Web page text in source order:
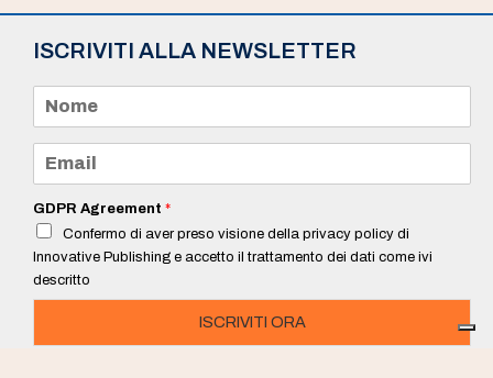
ISCRIVITI ALLA NEWSLETTER
m
e
a
i
*
GDPR Agreement *
Confermo di aver preso visione della privacy policy di
Innovative Publishing e accetto il trattamento dei dati come ivi
descritto
ISCRIVITI ORA